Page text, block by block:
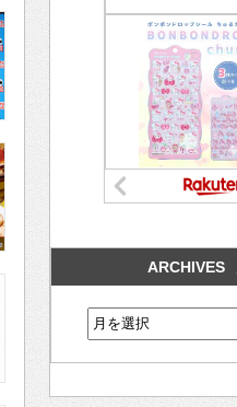
ARCHIVES